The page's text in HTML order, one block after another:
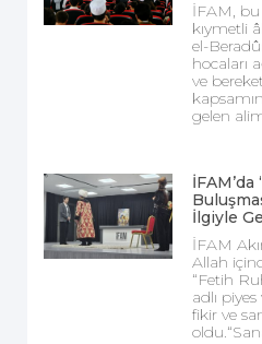
İFAM, bu
kıymetli
el-
hocaları
ve
gelen
İlgiyle
İFAM
Allah
“Fetih
adlı
fikir ve